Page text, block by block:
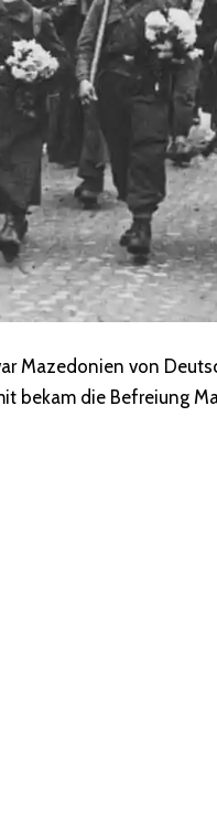
Mazedonien von
bekam die Befreiung